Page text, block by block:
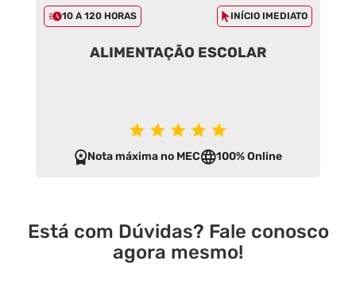
10 A 120 HORAS INÍCIO IMEDIATO
ALIMENTAÇÃO ESCOLAR
Nota máxima no MEC 100% Online
Está com Dúvidas? Fale conosco
agora mesmo!